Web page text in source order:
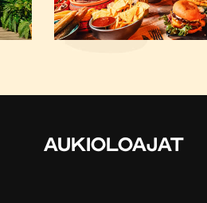
AUKIOLOAJAT